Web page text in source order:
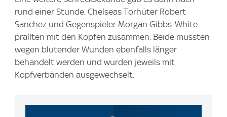
rund einer Stunde. Chelseas Torhüter Robert
Sanchez und Gegenspieler Morgan Gibbs-White
prallten mit den Köpfen zusammen. Beide mussten
wegen blutender Wunden ebenfalls länger
behandelt werden und wurden jeweils mit
Kopfverbänden ausgewechselt.